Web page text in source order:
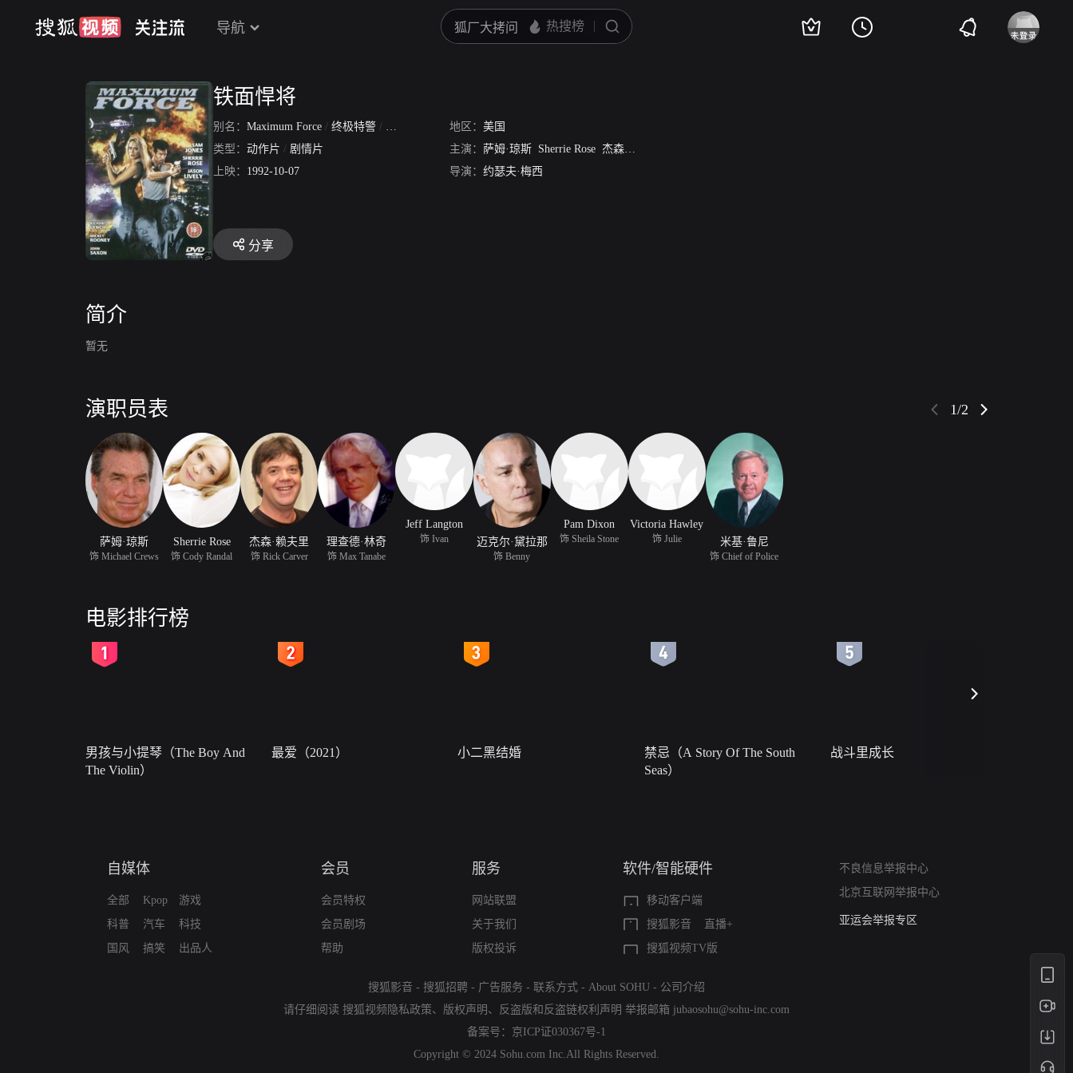
导航
铁面悍将
别名： Maximum Force / 终极特警 / 超级武力 地区： 美国
类型： 动作片 / 剧情片 主演： 萨姆·琼斯 Sherrie Rose 杰森·赖夫里
上映： 1992-10-07 导演： 约瑟夫·梅西
分享
简介
暂无
演职员表 1/2
萨姆·琼斯
饰 Michael Crews
Sherrie Rose
饰 Cody Randal
杰森·赖夫里
饰 Rick Carver
理查德·林奇
饰 Max Tanabe
Jeff Langton
饰 Ivan 迈克尔·黛拉那
饰 Benny
Pam Dixon
饰 Sheila Stone
Victoria Hawley
饰 Julie 米基·鲁尼
饰 Chief of Police
电影排行榜
男孩与小提琴（The Boy And
The Violin）
最爱（2021） 小二黑结婚
禁忌（A Story Of The South
Seas）
战斗里成长
自媒体
全部
科普
国风
Kpop
汽车
搞笑
游戏
科技
出品人
会员
会员特权
会员剧场
帮助
服务
网站联盟
关于我们
版权投诉
软件/智能硬件
移动客户端
搜狐影音
直播+
搜狐视频TV版
不良信息举报中心
北京互联网举报中心
算法推荐专项举报
亚运会举报专区
搜狐影音 - 搜狐招聘 - 广告服务 - 联系方式 - About SOHU - 公司介绍
请仔细阅读 搜狐视频隐私政策、 版权声明 、 反盗版和反盗链权利声明 举报邮箱 jubaosohu@sohu-inc.com
备案号： 京ICP证030367号-1
Copyright © 2024 Sohu.com Inc.All Rights Reserved.